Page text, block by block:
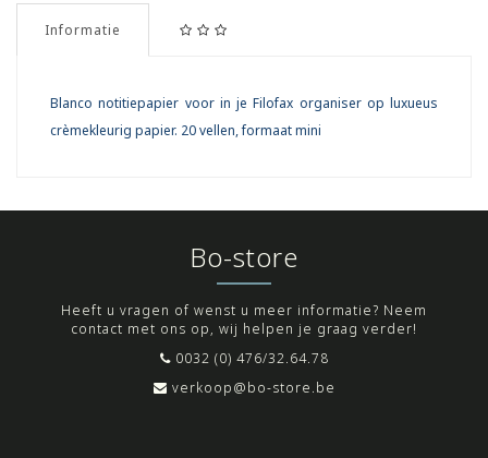
Informatie
Blanco notitiepapier voor in je Filofax organiser op luxueus
crèmekleurig papier. 20 vellen, formaat mini
Bo-store
Heeft u vragen of wenst u meer informatie? Neem
contact met ons op, wij helpen je graag verder!
0032 (0) 476/32.64.78
verkoop@bo-store.be